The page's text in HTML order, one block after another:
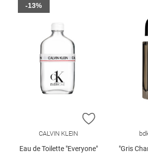
ZUR
CALVIN KLEIN
Eau de Toilette "Everyone"
-13%
"Gris Charnel